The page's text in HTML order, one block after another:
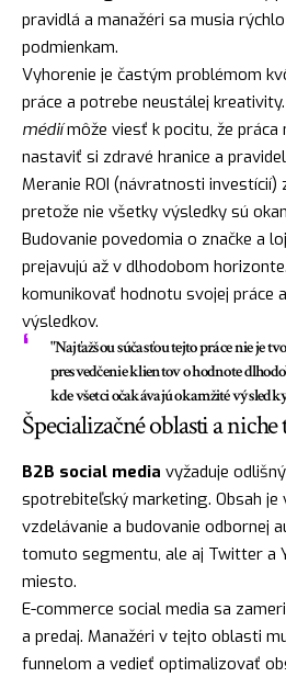
pravidlá a manažéri sa musia
podmienkam.
Vyhorenie je častým problémom
práce a potrebe neustálej kreativity.
médiímôže viesť k pocitu, že práca
nastaviť si zdravé hranice a
Meranie ROI (návratnosti
pretože nie všetky výsledky sú
Budovanie povedomia o značke a
prejavujú až v dlhodobom
komunikovať hodnotu svojej práce
výsledkov.
"Najťažšou súčasťou tejto práce nie je
presvedčenie klientov o hodnote
kde všetci očakávajú okamžité
Špecializačné oblasti a
B2B social media vyžaduje
spotrebiteľský marketing. Obsah je
vzdelávanie a budovanie odbornej
tomuto segmentu, ale aj Twitter a
miesto.
E-commerce social media sa
a predaj. Manažéri v tejto oblasti
funnelom a vedieť optimalizovať